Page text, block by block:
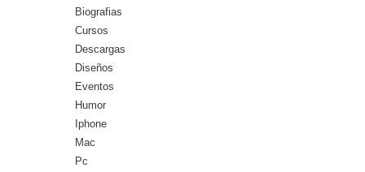
Biografias
Cursos
Descargas
Diseños
Eventos
Humor
Iphone
Mac
Pc